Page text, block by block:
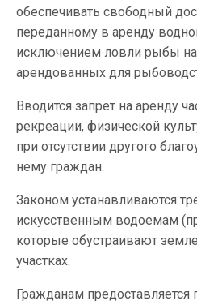
обеспечивать свободный
переданному в аренду
исключением ловли рыбы на
арендованных для
Вводится запрет на аренду
рекреации, физической
при отсутствии другого
нему граждан.
Законом устанавливаются
искусственным водоемам
которые обустраивают
участках.
Гражданам предоставляется